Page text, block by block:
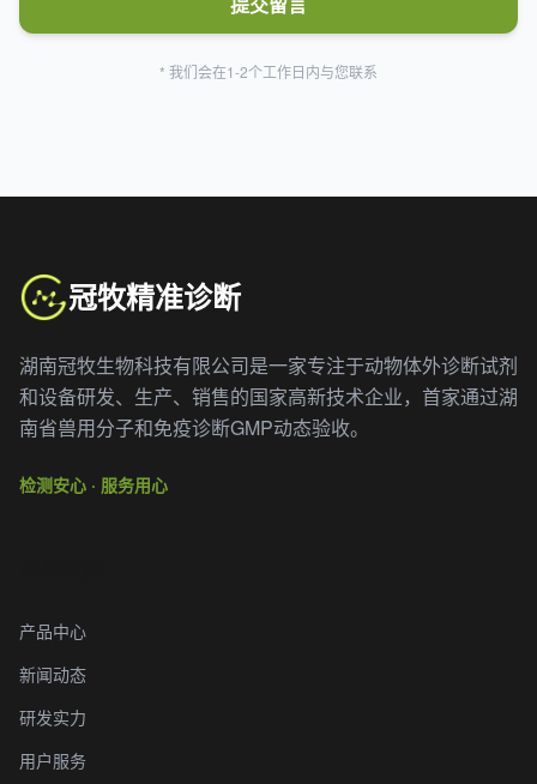
* 我们会在1-2个工作日内与您联系
冠牧精准诊断
湖南冠牧生物科技有限公司是一家专注于动物体外诊断试剂
和设备研发、生产、销售的国家高新技术企业，首家通过湖
南省兽用分子和免疫诊断GMP动态验收。
检测安心 · 服务用心
产品中心
新闻动态
研发实力
用户服务